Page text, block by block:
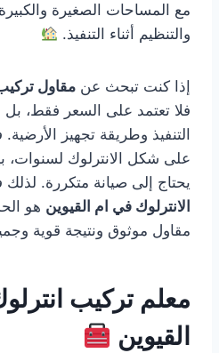
مع المساحات الصغيرة
والتنظيم أثناء التنفيذ.
إذا كنت تبحث عن مقاول
فلا تعتمد على السعر فقط، بل
التنفيذ وطريقة تجهيز
على شكل الانترلوك لسنوات،
يحتاج إلى صيانة متكررة. لذلك
الانترلوك في ام القيوين هو
مقاول موثوق ونتيجة قوية
معلم تركيب
القيوين